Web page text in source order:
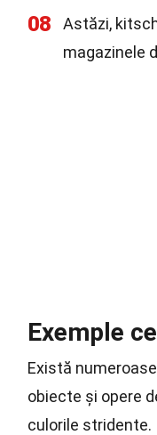
08
Astăzi,
magazinele
Exemple
Există
obiecte și opere
culorile stridente.